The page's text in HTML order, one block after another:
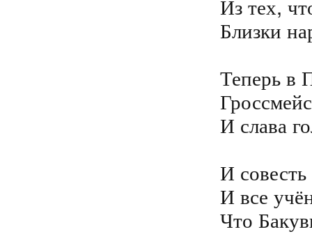
Из тех,
Близки
Теперь в
И слава
И
И все
Что